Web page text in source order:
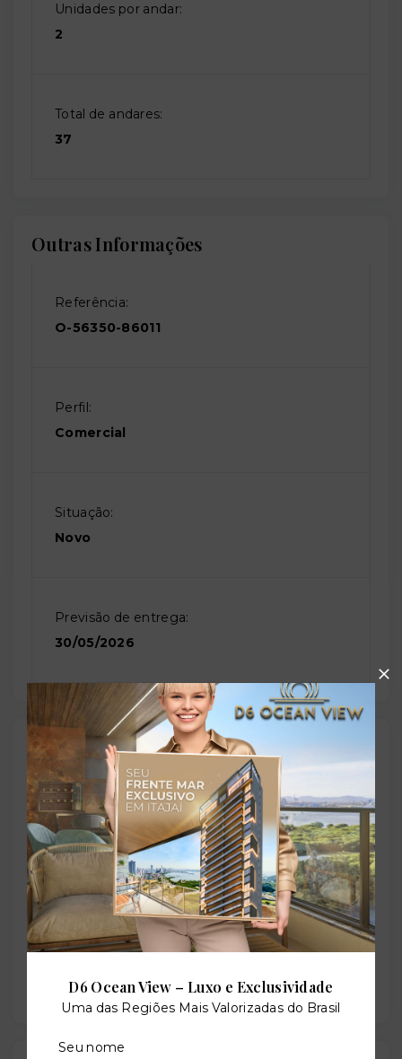
Unidades por andar:
2
Total de andares:
37
Outras Informações
Referência:
O-56350-86011
Perfil:
Comercial
Situação:
Novo
Previsão de entrega:
30/05/2026
Localização
Rua da Mata, 80 - Itaim Bibi - São Paulo/SP
020
+
D6 Ocean View – Luxo e Exclusividade
Uma das Regiões Mais Valorizadas do Brasil
Seu nome